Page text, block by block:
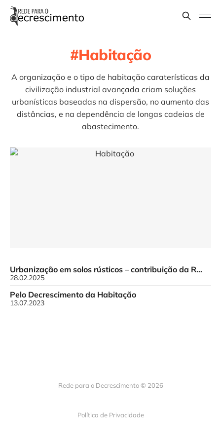
Habitação
A organização e o tipo de habitação caraterísticas da
civilização industrial avançada criam soluções
urbanísticas baseadas na dispersão, no aumento das
distâncias, e na dependência de longas cadeias de
abastecimento.
28.02.2025
Urbanização em solos rústicos – contribuição da Rede H para o debate
13.07.2023
Pelo Decrescimento da Habitação
Rede para o Decrescimento © 2026
Política de Privacidade